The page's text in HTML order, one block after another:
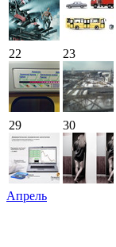
22 23
29 30
Апрель